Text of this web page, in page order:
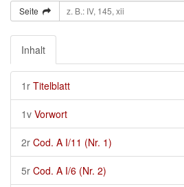
Seite
Inhalt
1r Titelblatt
1v Vorwort
2r Cod. A I/11 (Nr. 1)
5r Cod. A I/6 (Nr. 2)